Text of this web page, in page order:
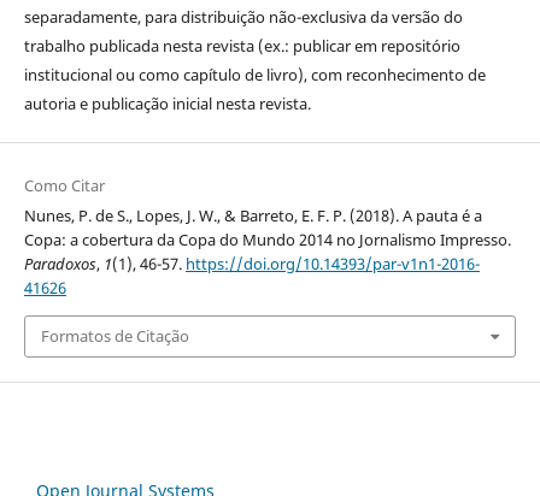
separadamente, para distribuição não-exclusiva da versão do
trabalho publicada nesta revista (ex.: publicar em repositório
institucional ou como capítulo de livro), com reconhecimento de
autoria e publicação inicial nesta revista.
Como Citar
Nunes, P. de S., Lopes, J. W., & Barreto, E. F. P. (2018). A pauta é a
Copa: a cobertura da Copa do Mundo 2014 no Jornalismo Impresso.
Paradoxos, 1(1), 46-57. https://doi.org/10.14393/par-v1n1-2016-
41626
Formatos de Citação
Open Journal Systems